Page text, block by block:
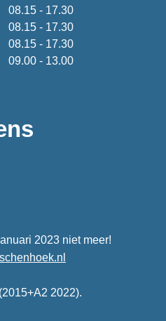
08.15 - 17.30
08.15 - 17.30
08.15 - 17.30
09.00 - 13.00
2023 niet meer!
2022).